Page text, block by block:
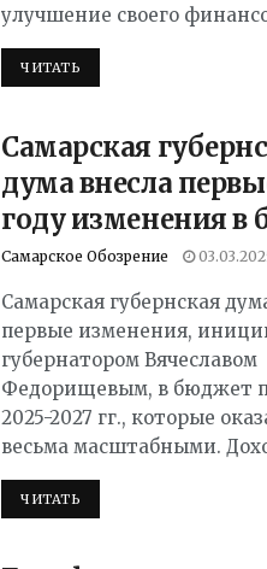
улучшение своего
ЧИТАТЬ
Самарская
дума внесла
году изменения в
Самарское Обозрение
Самарская губернская
первые изменения,
губернатором Вячеславом
Федорищевым, в бюджет
2025-2027 гг., которые
весьма масштабными.
ЧИТАТЬ